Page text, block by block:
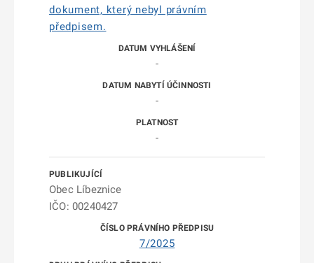
dokument, který nebyl právním
předpisem.
-
-
-
Obec Líbeznice
IČO: 00240427
7/2025